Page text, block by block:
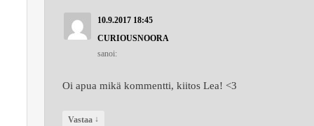
10.9.2017 18:45
CURIOUSNOORA
sanoi:
Oi apua mikä kommentti, kiitos Lea! <3
Vastaa ↓